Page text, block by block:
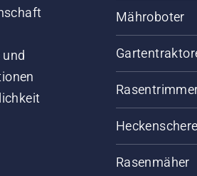
Mähroboter
Rasenmäher